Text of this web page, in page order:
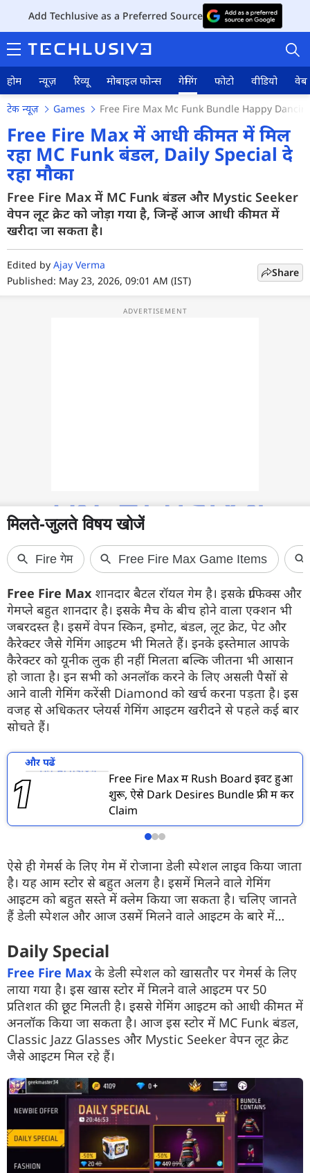
Add Techlusive as a Preferred Source
होम न्यूज़ रिव्यू मोबाइल फोन्स गेमिंग फोटो वीडियो वेब
होम
न्यूज़
रिव्यू
मोबाइल फोन्स
गेमिंग
टेक न्यूज़ Games Free Fire Max Mc Funk Bundle Happy
Free Fire Max में आधी कीमत में मिल
रहा MC Funk बंडल, Daily Special दे
रहा मौका
Free Fire Max में MC Funk बंडल और Mystic Seeker
वेपन लूट क्रेट को जोड़ा गया है, जिन्हें आज आधी कीमत में
खरीदा जा सकता है।
Edited by Ajay Verma
Published: May 23, 2026, 09:01 AM (IST)
Share
Free Fire Max शानदार बैटल रॉयल गेम है। इसके ग्राफिक्स और
गेमप्ले बहुत शानदार है। इसके मैच के बीच होने वाला एक्शन भी
जबरदस्त है। इसमें वेपन स्किन, इमोट, बंडल, लूट क्रेट, पेट और
कैरेक्टर जैसे गेमिंग आइटम भी मिलते हैं। इनके इस्तेमाल आपके
कैरेक्टर को यूनीक लुक ही नहीं मिलता बल्कि जीतना भी आसान
हो जाता है। इन सभी को अनलॉक करने के लिए असली पैसों से
आने वाली गेमिंग करेंसी Diamond को खर्च करना पड़ता है। इस
वजह से अधिकतर प्लेयर्स गेमिंग आइटम खरीदने से पहले कई बार
सोचते हैं।
और पढें
Free Fire Max में Rush Board इवेंट हुआ
शुरू, ऐसे Dark Desires Bundle फ्री में करें
Claim
ऐसे ही गेमर्स के लिए गेम में रोजाना डेली स्पेशल लाइव किया जाता
है। यह आम स्टोर से बहुत अलग है। इसमें मिलने वाले गेमिंग
आइटम को बहुत सस्ते में क्लेम किया जा सकता है। चलिए जानते
हैं डेली स्पेशल और आज उसमें मिलने वाले आइटम के बारे में…
Daily Special
Free Fire Max के डेली स्पेशल को खासतौर पर गेमर्स के लिए
लाया गया है। इस खास स्टोर में मिलने वाले आइटम पर 50
प्रतिशत की छूट मिलती है। इससे गेमिंग आइटम को आधी कीमत में
अनलॉक किया जा सकता है। आज इस स्टोर में MC Funk बंडल,
Classic Jazz Glasses और Mystic Seeker वेपन लूट क्रेट
जैसे आइटम मिल रहे हैं।